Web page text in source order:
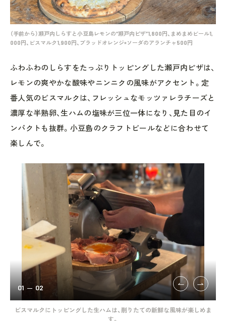
（手前から）瀬戸内しらすと小豆島レモンの“瀬戸内ピザ”1,800円、まめまめビール1,
000円、ビスマルク1,900円、ブラッドオレンジ×ソーダのアランチャ500円
ふわふわのしらすをたっぷりトッピングした瀬戸内ピザは、
レモンの爽やかな酸味やニンニクの風味がアクセント。定
番人気のビスマルクは、フレッシュなモッツァレラチーズと
濃厚な半熟卵、生ハムの塩味が三位一体になり、見た目のイ
ンパクトも抜群。小豆島のクラフトビールなどに合わせて
楽しんで。
ビスマルクにトッピングした生ハムは、削りたての新鮮な風味が楽しめま
す。
01 02